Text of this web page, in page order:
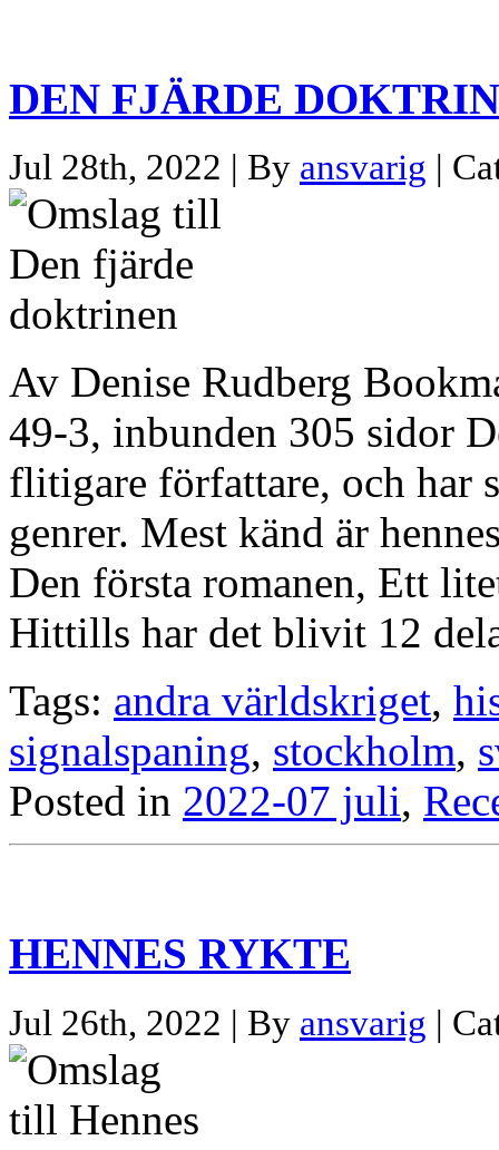
DEN FJÄRDE
Jul 28th, 2022 | By ansvarig |
Av Denise Rudberg
49-3, inbunden 305 sidor
flitigare författare, och
genrer. Mest känd är
Den första romanen, Ett
Hittills har det blivit 12
Tags: andra världskriget,
signalspaning, stockholm,
Posted in 2022-07 juli,
HENNES RYKTE
Jul 26th, 2022 | By ansvarig |